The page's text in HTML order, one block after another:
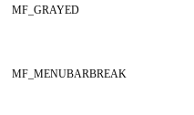
MF_GRAYED
MF_MENUBARBREAK